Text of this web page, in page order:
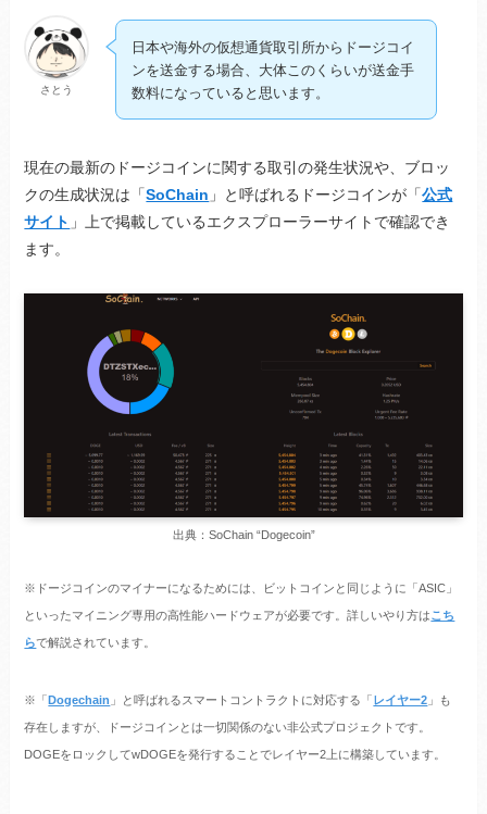
さとう
日本や海外の仮想通貨取引所からドージコイ
ンを送金する場合、大体このくらいが送金手
数料になっていると思います。
現在の最新のドージコインに関する取引の発生状況や、ブロッ
クの生成状況は「SoChain 」と呼ばれるドージコインが「公式
サイト 」上で掲載しているエクスプローラーサイトで確認でき
ます。
出典：SoChain “Dogecoin”
※ドージコインのマイナーになるためには、ビットコインと同じように「ASIC」
といったマイニング専用の高性能ハードウェアが必要です。詳しいやり方はこち
らで解説されています。
※「Dogechain 」と呼ばれるスマートコントラクトに対応する「レイヤー2 」も
存在しますが、ドージコインとは一切関係のない非公式プロジェクトです。
DOGEをロックしてwDOGEを発行することでレイヤー2上に構築しています。